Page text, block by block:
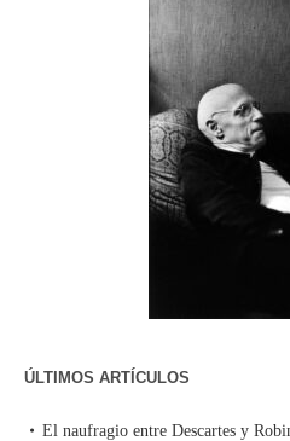
ÚLTIMOS ARTÍCULOS
El naufragio entre Descartes y